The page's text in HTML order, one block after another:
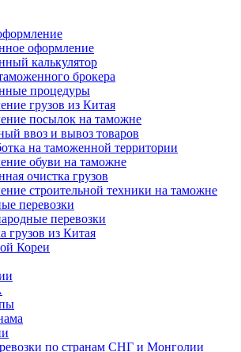
оформление
калькулятор
брокера
процедуры
грузов из Китая
посылок на таможне
ввоз и вывоз товаров
на таможенной территории
обуви на таможне
очистка грузов
строительной техники на таможне
перевозки
перевозки
грузов из Китая
Кореи
по странам СНГ и Монголии